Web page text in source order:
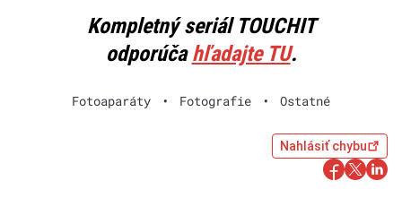
Kompletný seriál TOUCHIT
odporúčahľadajte TU.
Fotoaparáty • Fotografie • Ostatné
Nahlásiť chybu